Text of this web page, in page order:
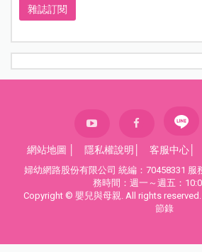
雜誌訂閱
網站地圖 隱私權說明 客服中心
婦幼網路股份有限公司 統編：70458331 服
務時間：週一～週五：
Copyright © 嬰兒與母親. All rights
節錄